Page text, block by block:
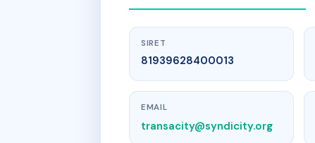
SIRET
81939628400013
EMAIL
transacity@syndicity.org